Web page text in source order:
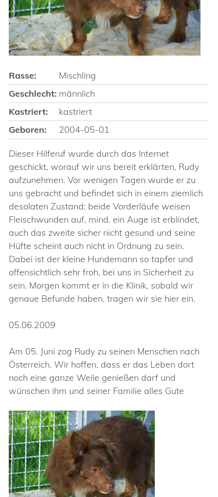
Rasse:
Mischling
Geschlecht: männlich
Kastriert:
kastriert
Geboren:
2004-05-01
Dieser Hilferuf wurde durch das Internet
geschickt, worauf wir uns bereit erklärten, Rudy
aufzunehmen. Vor wenigen Tagen wurde er zu
uns gebracht und befindet sich in einem ziemlich
desolaten Zustand: beide Vorderläufe weisen
Fleischwunden auf, mind. ein Auge ist erblindet,
auch das zweite sicher nicht gesund und seine
Hüfte scheint auch nicht in Ordnung zu sein.
Dabei ist der kleine Hundemann so tapfer und
offensichtlich sehr froh, bei uns in Sicherheit zu
sein. Morgen kommt er in die Klinik, sobald wir
genaue Befunde haben, tragen wir sie hier ein.
05.06.2009
Am 05. Juni zog Rudy zu seinen Menschen nach
Österreich. Wir hoffen, dass er das Leben dort
noch eine ganze Weile genießen darf und
wünschen ihm und seiner Familie alles Gute